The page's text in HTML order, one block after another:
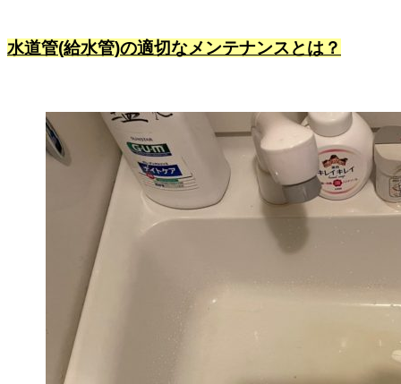
水道管(給水管)の適切なメンテナンスとは？